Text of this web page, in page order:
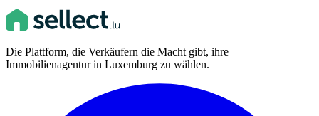
Die Plattform, die Verkäufern die Macht gibt, ihre
Immobilienagentur in Luxemburg zu wählen.